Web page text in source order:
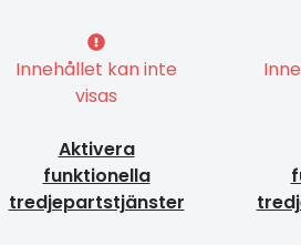
Innehållet kan inte
visas
Aktivera
funktionella
tredjepartstjänster